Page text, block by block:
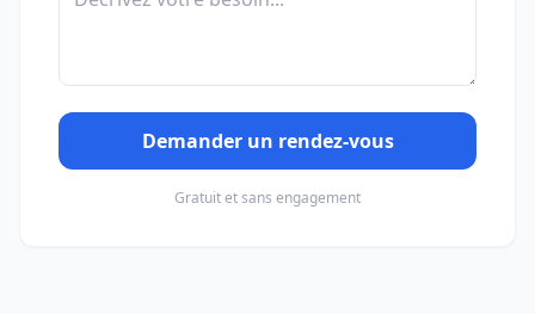
Demander un rendez-vous
Gratuit et sans engagement